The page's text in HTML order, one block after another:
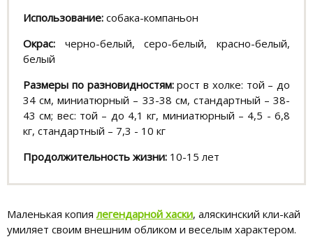
Использование: собака-компаньон
Окрас: черно-белый, серо-белый, красно-белый,
белый
Размеры по разновидностям:рост в холке: той – до
34 см, миниатюрный – 33-38 см, стандартный – 38-
43 см; вес: той – до 4,1 кг, миниатюрный – 4,5 - 6,8
кг, стандартный – 7,3 - 10 кг
Продолжительность жизни: 10-15 лет
Маленькая копиялегендарной хаски, аляскинский кли-кай
умиляет своим внешним обликом и веселым характером.